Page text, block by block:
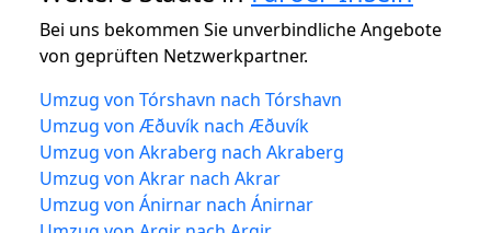
Bei uns bekommen Sie unverbindliche Angebote
von geprüften Netzwerkpartner.
Umzug von Tórshavn nach Tórshavn
Umzug von Æðuvík nach Æðuvík
Umzug von Akraberg nach Akraberg
Umzug von Akrar nach Akrar
Umzug von Ánirnar nach Ánirnar